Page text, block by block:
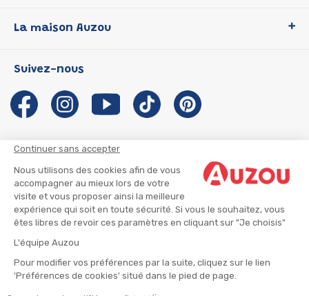
Continuer sans accepter
Nous utilisons des cookies afin de vous
accompagner au mieux lors de votre
visite et vous proposer ainsi la meilleure
expérience qui soit en toute sécurité. Si vous le souhaitez, vous
êtes libres de revoir ces paramètres en cliquant sur "Je choisis"
L'équipe Auzou
Pour modifier vos préférences par la suite, cliquez sur le lien
'Préférences de cookies' situé dans le pied de page.
P'tit Loup
Les Influenceuses
Migali
Petite Taupe
La maison Auzou
Notre histoire
Auzou s'engage
Auteurs et illustrateurs Auzou
Suivre mon colis
Infos consommateur
Suivez-nous
CGU
CGV
Mentions légales